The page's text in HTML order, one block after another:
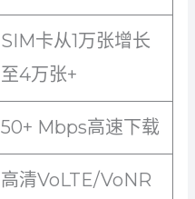
SIM卡从1万张增长
至4万张+
50+ Mbps高速下载
高清VoLTE/VoNR